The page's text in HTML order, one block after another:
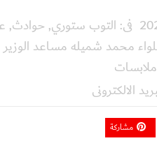
فى: التوب ستوري, حوادث,
محمد شميله مساعد
الالكترونى
مشاركة